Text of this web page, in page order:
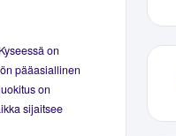
on
pääasiallinen
on
sijaitsee